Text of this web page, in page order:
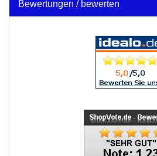
Bewertungen / bewerten